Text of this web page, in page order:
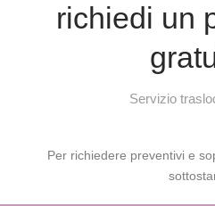
richiedi un
Servizio
Per richiedere preventivi e